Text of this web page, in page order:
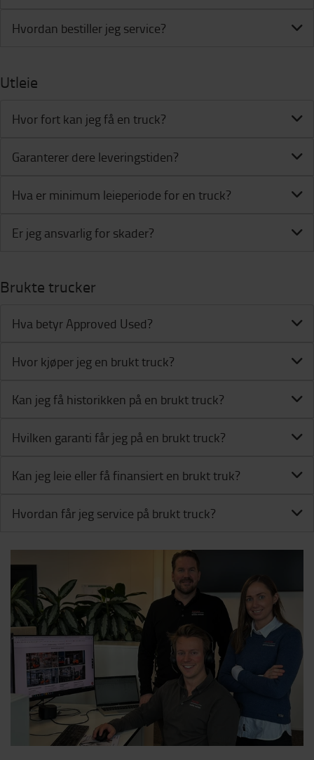
Hvordan bestiller jeg service?
Utleie
Hvor fort kan jeg få en truck?
Garanterer dere leveringstiden?
Hva er minimum leieperiode for en truck?
Er jeg ansvarlig for skader?
Brukte trucker
Hva betyr Approved Used?
Hvor kjøper jeg en brukt truck?
Kan jeg få historikken på en brukt truck?
Hvilken garanti får jeg på en brukt truck?
Kan jeg leie eller få finansiert en brukt truk?
Hvordan får jeg service på brukt truck?